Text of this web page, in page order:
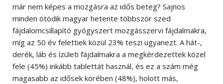
már nem képes a mozgásra az idős beteg? Sajnos
minden ötödik magyar hetente többször szed
fájdalomcsillapító gyógyszert mozgásszervi fájdalmakra,
míg az 50 év felettiek közül 23% teszi ugyanezt. A hát-,
derék, láb és ízületi fájdalmakra a megkérdezettek közel
fele (45%) inkább tablettát használ, és ez a szám még
magasabb az idősek körében (48%), holott más,